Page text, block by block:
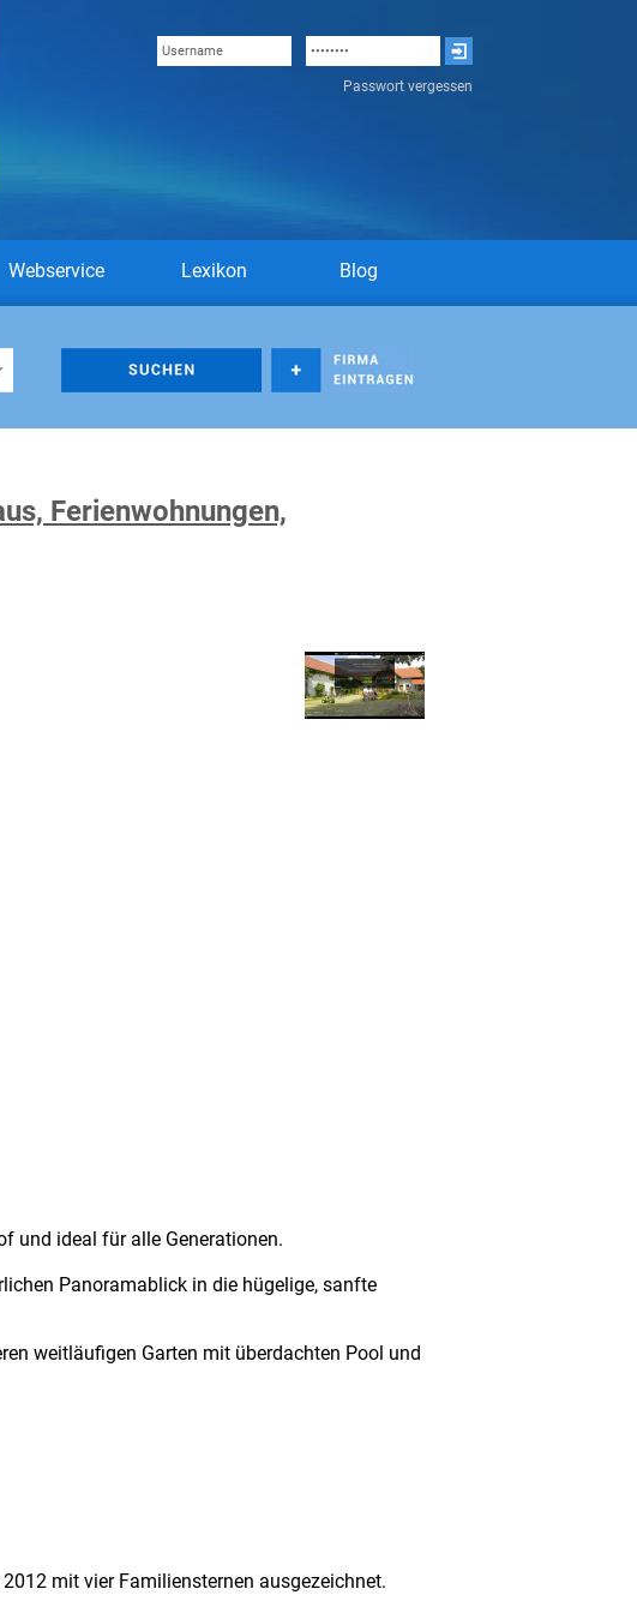
Passwort vergessen
Webservice Lexikon Blog
Ferienwohnungen,
und ideal für alle Generationen.
Panoramablick in die hügelige, sanfte
weitläufigen Garten mit überdachten Pool und
mit vier Familiensternen ausgezeichnet.